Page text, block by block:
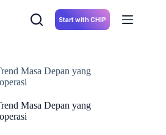
Start with CHIP
Masa Depan yang
Masa Depan yang